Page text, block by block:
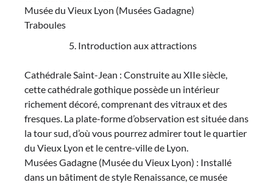
Musée du Vieux Lyon (Musées Gadagne)
Traboules
Introduction aux attractions
Cathédrale Saint-Jean : Construite au XIIe siècle,
cette cathédrale gothique possède un intérieur
richement décoré, comprenant des vitraux et des
fresques. La plate-forme d’observation est située dans
la tour sud, d’où vous pourrez admirer tout le quartier
du Vieux Lyon et le centre-ville de Lyon.
Musées Gadagne (Musée du Vieux Lyon) : Installé
dans un bâtiment de style Renaissance, ce musée